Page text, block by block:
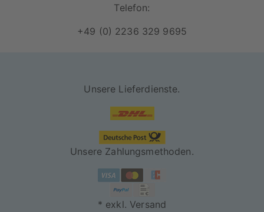
Inkl. Schienensystem zum aufhängen.
Telefon:
+49 (0) 2236 329 9695
Unsere Lieferdienste.
Unsere Zahlungsmethoden.
* exkl. Versand